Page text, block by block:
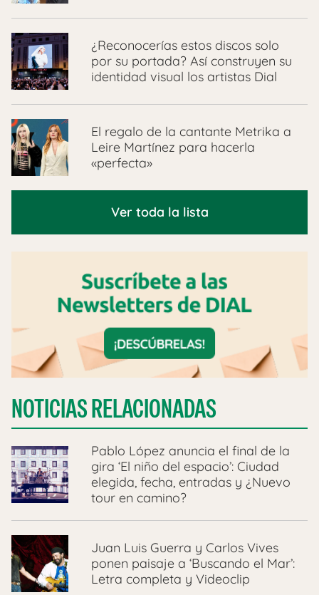
¿Reconocerías estos discos solo
por su portada? Así construyen su
identidad visual los artistas Dial
El regalo de la cantante Metrika a
Leire Martínez para hacerla
«perfecta»
Ver toda la lista
NOTICIAS RELACIONADAS
Pablo López anuncia el final de la
gira ‘El niño del espacio’: Ciudad
elegida, fecha, entradas y ¿Nuevo
tour en camino?
Juan Luis Guerra y Carlos Vives
ponen paisaje a ‘Buscando el Mar’:
Letra completa y Videoclip